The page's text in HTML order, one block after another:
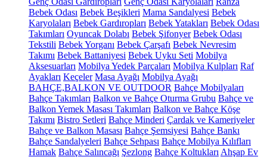
Bebek Odası Bebek Beşikleri Mama Sandalyesi Bebek
Karyolaları Bebek Gardıropları Bebek Yatakları Bebek Odası
Takımları Oyuncak Dolabı Bebek Şifonyer Bebek Odası
Tekstili Bebek Yorganı Bebek Çarşafı Bebek Nevresim
Takımı Bebek Battaniyesi Bebek Uyku Seti Mobilya
Aksesuarları Mobilya Yedek Parçaları Mobilya Kulpları Raf
Ayakları Keçeler Masa Ayağı Mobilya Ayağı
BAHÇE,BALKON VE OUTDOOR Bahçe Mobilyaları
Bahçe Takımları Balkon ve Bahçe Oturma Grubu Bahçe ve
Balkon Yemek Masası Takımları Balkon ve Bahçe Köşe
Takımı Bistro Setleri Bahçe Minderi Çardak ve Kameriyeler
Bahçe ve Balkon Masası Bahçe Şemsiyesi Bahçe Bankı
Bahçe Sandalyeleri Bahçe Sehpası Bahçe Mobilya Kılıfları
Hamak Bahçe Salıncağı Şezlong Bahçe Koltukları Ahşap Ev